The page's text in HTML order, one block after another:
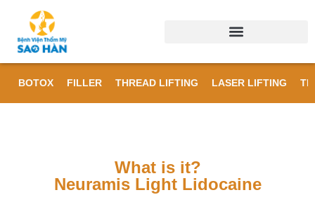
BOTOX FILLER THREAD LIFTING LASER LIFTING
What is it?
Neuramis Light Lidocaine